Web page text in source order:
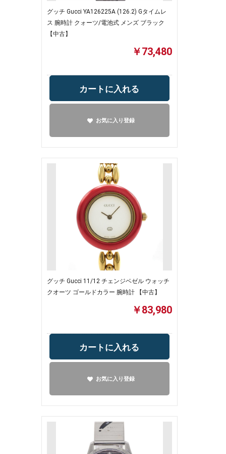
グッチ Gucci YA126225A (126.2) Gタイムレ
ス 腕時計 クォーツ/電池式 メンズ ブラック
【中古】
￥73,480
カートに入れる
お気に入り登録
グッチ Gucci 11/12 チェンジベゼル ウォッチ
クオーツ ゴールドカラー 腕時計 【中古】
￥83,980
カートに入れる
お気に入り登録